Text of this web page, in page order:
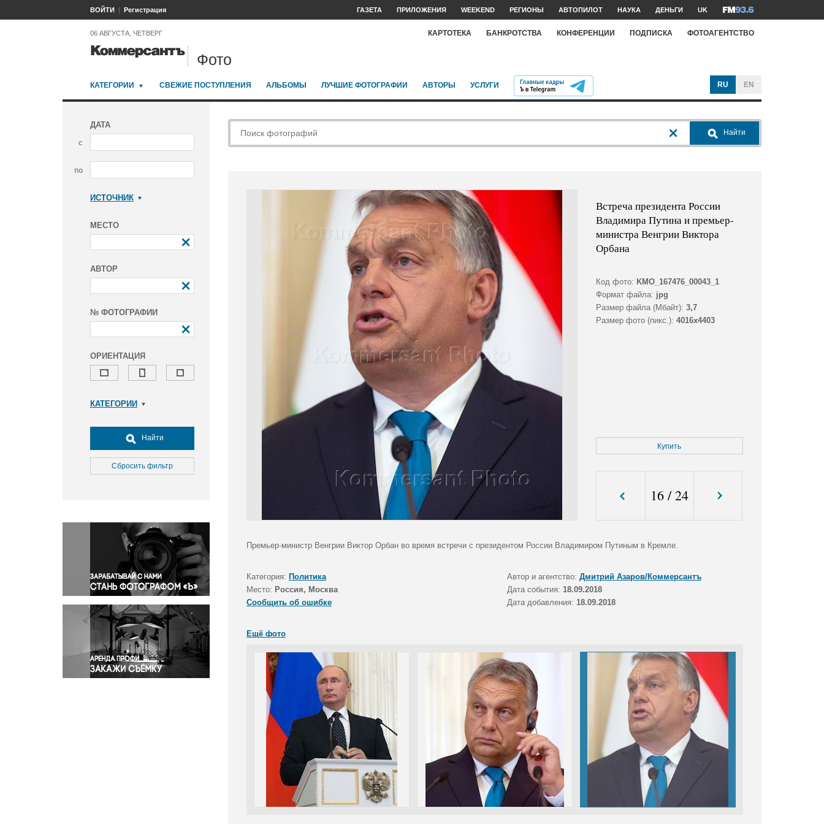
ВОЙТИ Регистрация ГАЗЕТА ПРИЛОЖЕНИЯ WEEKEND РЕГИОНЫ АВТОПИЛОТ НАУКА ДЕНЬГИ UK
06 АВГУСТА, ЧЕТВЕРГ КАРТОТЕКА БАНКРОТСТВА КОНФЕРЕНЦИИ ПОДПИСКА ФОТОАГЕНТСТВО
Фото
КАТЕГОРИИ СВЕЖИЕ ПОСТУПЛЕНИЯ АЛЬБОМЫ ЛУЧШИЕ ФОТОГРАФИИ АВТОРЫ УСЛУГИ RU EN
ДАТА
с
по
ИСТОЧНИК
МЕСТО
АВТОР
№ ФОТОГРАФИИ
ОРИЕНТАЦИЯ
КАТЕГОРИИ
Досуг, туризм и отдых
Культура
Медицина
Окружающая среда
Политика
Правосудие
Происшествия и конфликты
Религия
Светская жизнь
Спорт
Экология
Экономика и бизнес
Найти
Сбросить фильтр
Найти
Встреча президента России
Владимира Путина и премьер-
министра Венгрии Виктора
Орбана
Код фото: KMO_167476_00043_1
Формат файла: jpg
Размер файла (Мбайт): 3,7
Размер фото (пикс.): 4016x4403
Купить
16/24
Премьер-министр Венгрии Виктор Орбан во время встречи с президентом России Владимиром Путиным в Кремле.
Категория: Политика Автор и агентство: Дмитрий Азаров/Коммерсантъ
Место: Россия, Москва Дата события: 18.09.2018
Сообщить об ошибке
Дата добавления: 18.09.2018
Ещё фото